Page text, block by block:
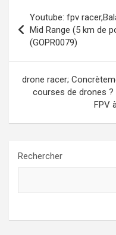
de
l’article
Youtube: fpv
Mid Range (5 km de
(GOPR0079)
drone racer;
courses de drones
FPV
Rechercher